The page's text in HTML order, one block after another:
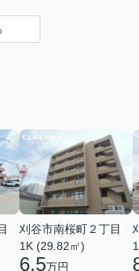
刈谷市南桜町２丁目
1K (29.82㎡)
6.5万円